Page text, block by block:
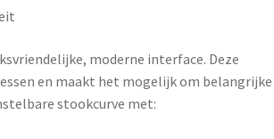
moderne interface. Deze
en maakt het mogelijk om belangrijke
stookcurve met: